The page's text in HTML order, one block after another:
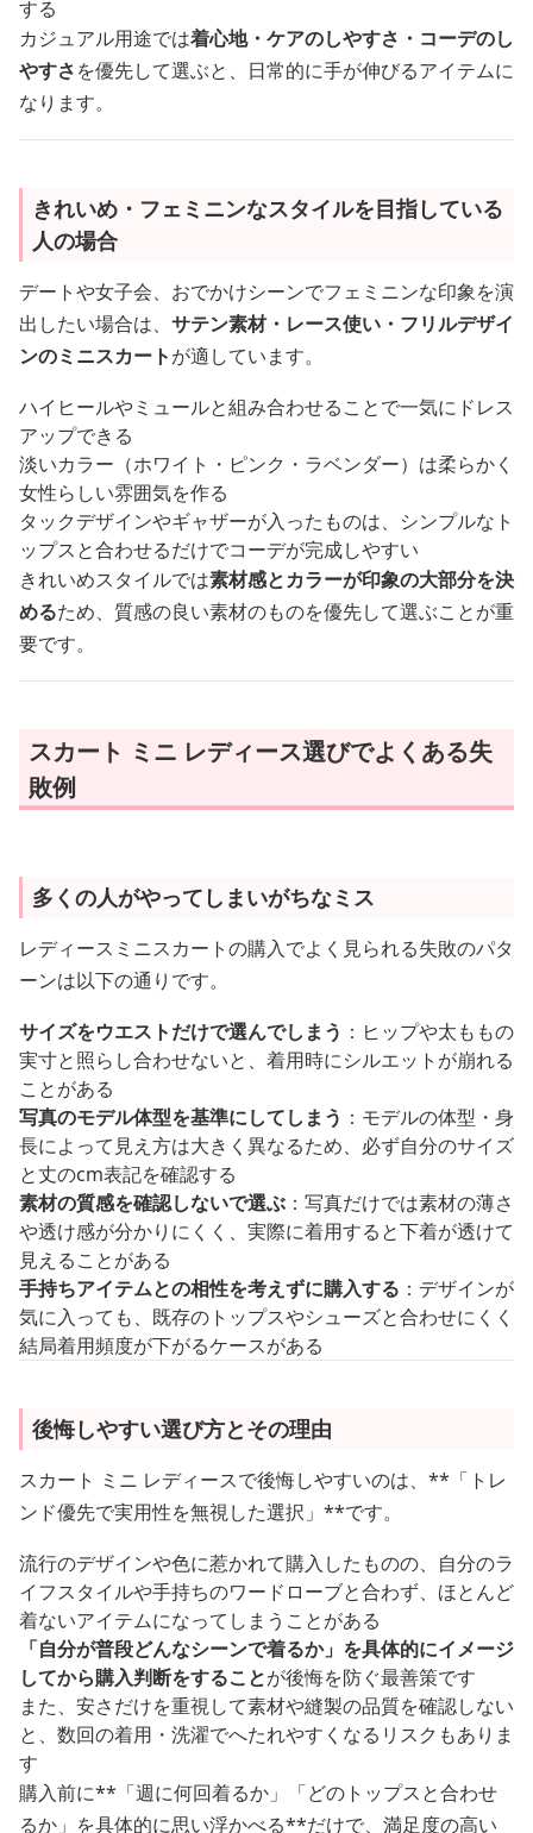
する
カジュアル用途では着心地・ケアのしやすさ・コーデのし
やすさを優先して選ぶと、日常的に手が伸びるアイテムに
なります。
きれいめ・フェミニンなスタイルを目指している
人の場合
デートや女子会、おでかけシーンでフェミニンな印象を演
出したい場合は、 サテン素材・レース使い・フリルデザイ
ンのミニスカートが適しています。
ハイヒールやミュールと組み合わせることで一気にドレス
アップできる
淡いカラー（ホワイト・ピンク・ラベンダー）は柔らかく
女性らしい雰囲気を作る
タックデザインやギャザーが入ったものは、シンプルなト
ップスと合わせるだけでコーデが完成しやすい
きれいめスタイルでは素材感とカラーが印象の大部分を決
めるため、質感の良い素材のものを優先して選ぶことが重
要です。
スカート ミニ レディース選びでよくある失
敗例
多くの人がやってしまいがちなミス
レディースミニスカートの購入でよく見られる失敗のパタ
ーンは以下の通りです。
サイズをウエストだけで選んでしまう ：ヒップや太ももの
実寸と照らし合わせないと、着用時にシルエットが崩れる
ことがある
写真のモデル体型を基準にしてしまう ：モデルの体型・身
長によって見え方は大きく異なるため、必ず自分のサイズ
と丈のcm表記を確認する
素材の質感を確認しないで選ぶ ：写真だけでは素材の薄さ
や透け感が分かりにくく、実際に着用すると下着が透けて
見えることがある
手持ちアイテムとの相性を考えずに購入する ：デザインが
気に入っても、既存のトップスやシューズと合わせにくく
結局着用頻度が下がるケースがある
後悔しやすい選び方とその理由
スカート ミニ レディースで後悔しやすいのは、**「トレ
ンド優先で実用性を無視した選択」**です。
流行のデザインや色に惹かれて購入したものの、自分のラ
イフスタイルや手持ちのワードローブと合わず、ほとんど
着ないアイテムになってしまうことがある
「自分が普段どんなシーンで着るか」を具体的にイメージ
してから購入判断をすることが後悔を防ぐ最善策です
また、安さだけを重視して素材や縫製の品質を確認しない
と、数回の着用・洗濯でへたれやすくなるリスクもありま
す
購入前に**「週に何回着るか」「どのトップスと合わせ
るか」を具体的に思い浮かべる**だけで、満足度の高い